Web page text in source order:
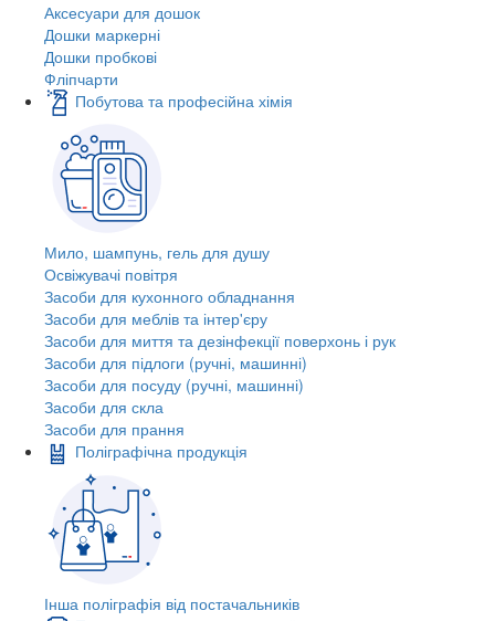
Аксесуари для дошок
Дошки маркерні
Дошки пробкові
Фліпчарти
Побутова та професійна хімія
Мило, шампунь, гель для душу
Освіжувачі повітря
Засоби для кухонного обладнання
Засоби для меблів та інтер'єру
Засоби для миття та дезінфекції поверхонь і рук
Засоби для підлоги (ручні, машинні)
Засоби для посуду (ручні, машинні)
Засоби для скла
Засоби для прання
Поліграфічна продукція
Інша поліграфія від постачальників